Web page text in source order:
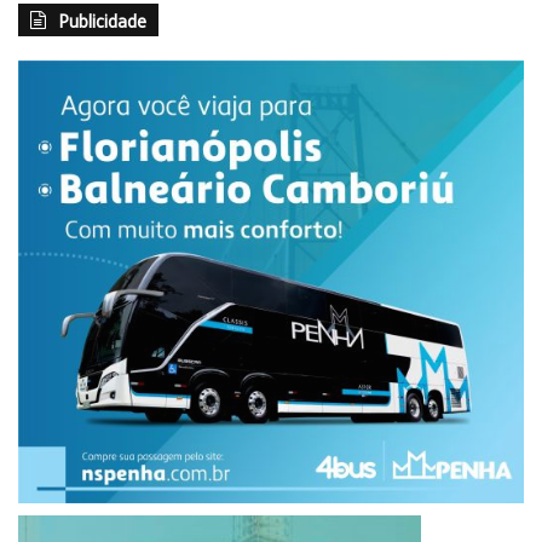
Esta última categoria visa manter a competição amigável,
com ganho mútuo. Deste modo, o trabalho em equipe, com
campeonato de robotica robótica
Publicidade